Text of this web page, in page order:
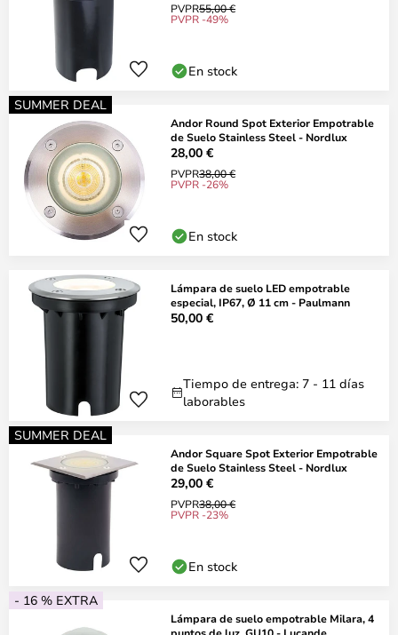
PVPR55,00 €
PVPR -49%
En stock
SUMMER DEAL
Andor Round Spot Exterior Empotrable
de Suelo Stainless Steel - Nordlux
28,00 €
PVPR38,00 €
PVPR -26%
En stock
Lámpara de suelo LED empotrable
especial, IP67, Ø 11 cm - Paulmann
50,00 €
Tiempo de entrega: 7 - 11 días
laborables
SUMMER DEAL
Andor Square Spot Exterior Empotrable
de Suelo Stainless Steel - Nordlux
29,00 €
PVPR38,00 €
PVPR -23%
En stock
- 16 % EXTRA
Lámpara de suelo empotrable Milara, 4